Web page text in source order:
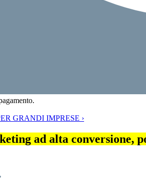
GRANDI IMPRESE ›
ad alta conversione,